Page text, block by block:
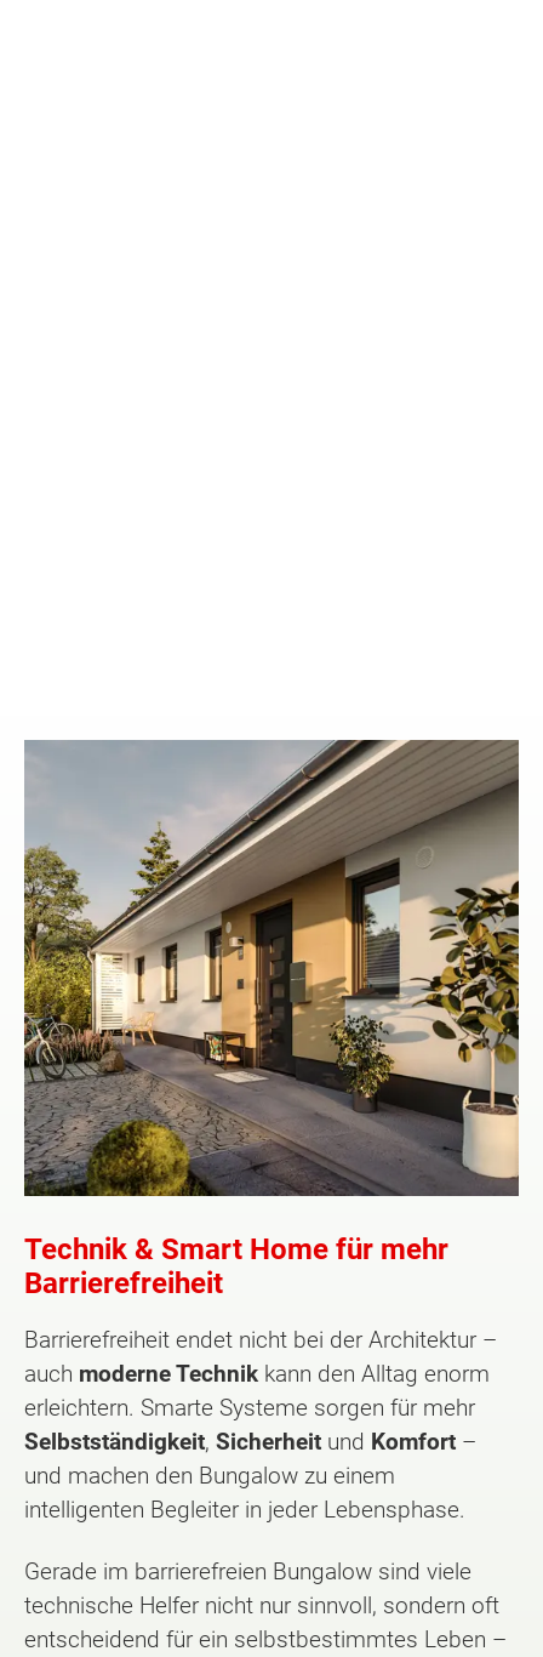
Technik & Smart Home für mehr
Barrierefreiheit
Barrierefreiheit endet nicht bei der Architektur –
auch moderne Technik kann den Alltag enorm
erleichtern. Smarte Systeme sorgen für mehr
Selbstständigkeit, Sicherheit und Komfort –
und machen den Bungalow zu einem
intelligenten Begleiter in jeder Lebensphase.
Gerade im barrierefreien Bungalow sind viele
technische Helfer nicht nur sinnvoll, sondern oft
entscheidend für ein selbstbestimmtes Leben –